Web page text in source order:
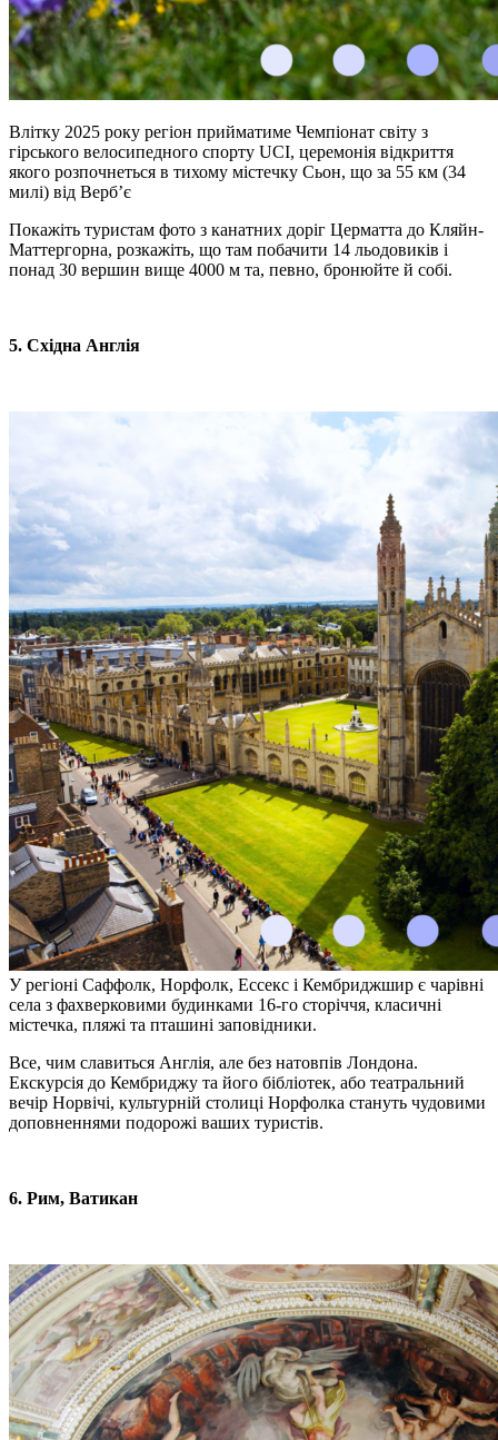
Влітку 2025 року регіон прийматиме Чемпіонат світу з
гірського велосипедного спорту UCI, церемонія відкриття
якого розпочнеться в тихому містечку Сьон, що за 55 км (34
милі) від Верб’є
Покажіть туристам фото з канатних доріг Церматта до Кляйн-
Маттергорна, розкажіть, що там побачити 14 льодовиків і
понад 30 вершин вище 4000 м та, певно, бронюйте й собі.
5. Східна Англія
У регіоні Саффолк, Норфолк, Ессекс і Кембриджшир є чарівні
села з фахверковими будинками 16-го сторіччя, класичні
містечка, пляжі та пташині заповідники.
Все, чим славиться Англія, але без натовпів Лондона.
Екскурсія до Кембриджу та його бібліотек, або театральний
вечір Норвічі, культурній столиці Норфолка стануть чудовими
доповненнями подорожі ваших туристів.
6. Рим, Ватикан